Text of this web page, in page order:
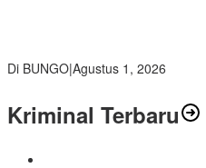
Di BUNGO|Agustus 1, 2026
Kriminal Terbaru